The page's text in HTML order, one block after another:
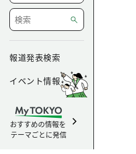
報道発表検索
イベント情報
おすすめの情報を
テーマごとに発信